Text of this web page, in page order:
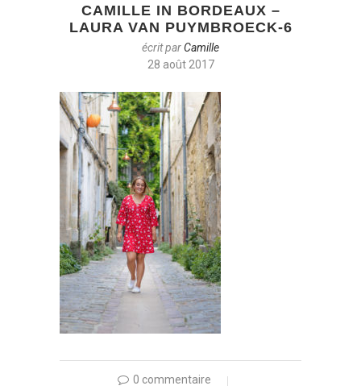
CAMILLE IN BORDEAUX –
LAURA VAN PUYMBROECK-6
écrit parCamille
28 août 2017
0 commentaire